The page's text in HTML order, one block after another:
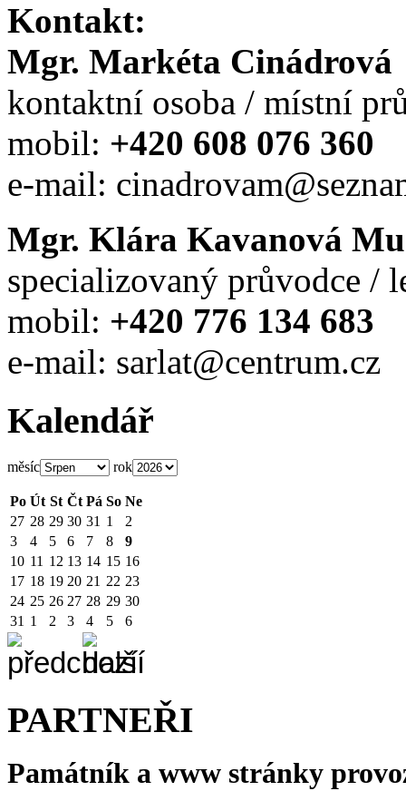
Kontakt:
Mgr. Markéta Cinádrová
kontaktní osoba / místní
mobil: +420 608 076 360
e-mail:
Mgr. Klára Kavanová
specializovaný průvodce /
mobil: +420 776 134 683
e-mail: sarlat@centrum.cz
Kalendář
měsíc rok
Po Út St Čt Pá So Ne
27 28 29 30 31 1
2
3
4 5 6 7 8
9
10 11 12 13 14 15 16
17 18 19 20 21 22 23
24 25 26 27 28 29 30
31 1 2 3 4 5 6
PARTNEŘI
Památník a www stránky